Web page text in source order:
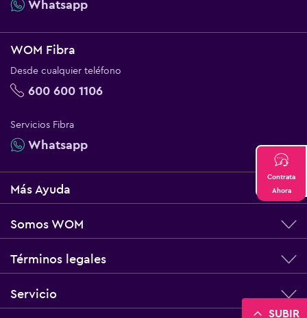
SUBIR
Whatsapp
WOM Fibra
Desde cualquier teléfono
600 600 1106
Servicios Fibra
Whatsapp
Más Ayuda
Somos WOM
Términos legales
Servicio
Contrata
Ahora